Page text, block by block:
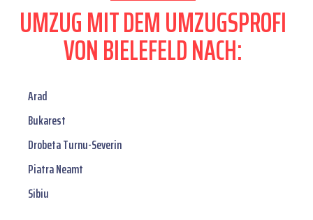
UMZUG MIT DEM UMZUGSPROFI
VON BIELEFELD NACH:
Arad
Bukarest
Drobeta Turnu-Severin
Piatra Neamt
Sibiu